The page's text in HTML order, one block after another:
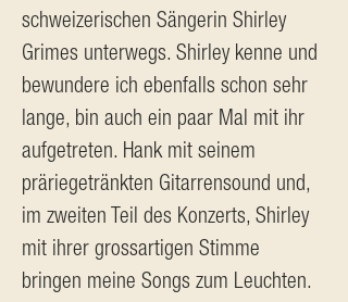
schweizerischen Sängerin Shirley
Grimes unterwegs. Shirley kenne und
bewundere ich ebenfalls schon sehr
lange, bin auch ein paar Mal mit ihr
aufgetreten. Hank mit seinem
präriegetränkten Gitarrensound und,
im zweiten Teil des Konzerts, Shirley
mit ihrer grossartigen Stimme
bringen meine Songs zum Leuchten.